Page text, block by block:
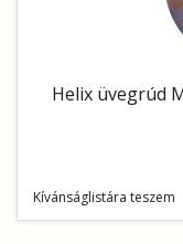
Helix üvegrúd
Kívánságlistára teszem